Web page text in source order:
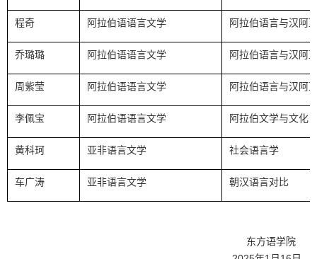
程奇 阿拉伯语语言文学 阿拉伯语言与汉阿
乔璐璐 阿拉伯语语言文学 阿拉伯语言与汉阿
周紫莹 阿拉伯语语言文学 阿拉伯语言与汉阿
李佩宝 阿拉伯语语言文学 阿拉伯文学与文化
黄科珂 亚非语言文学 社会语言学
车广涛 亚非语言文学 朝汉语言对比
东方语学院